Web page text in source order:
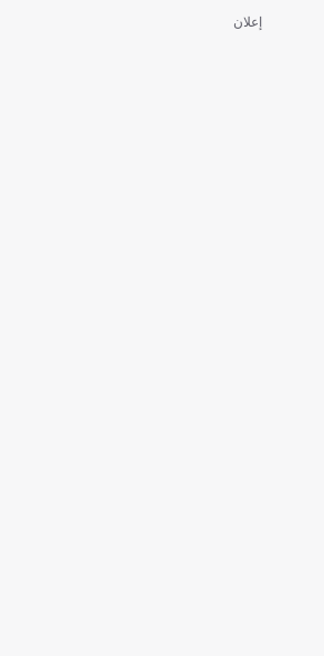
إعلان